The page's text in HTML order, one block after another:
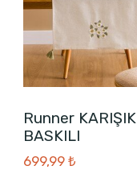
Runner KARIŞIK
BASKILI
699,99 ₺